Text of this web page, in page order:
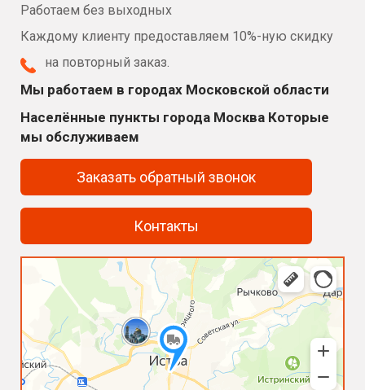
Работаем без выходных
Каждому клиенту предоставляем 10%-ную скидку
на повторный заказ.
Мы работаем в городах Московской области
Населённые пункты города Москва Которые
мы обслуживаем
Заказать обратный звонок
Контакты